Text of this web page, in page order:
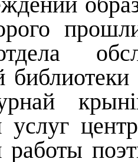
крыні
услуг
работы